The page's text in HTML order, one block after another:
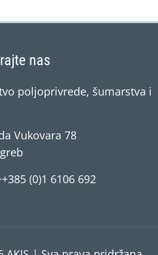
nas
poljoprivrede, šumarstva i
Vukovara 78
(0)1 6106 692